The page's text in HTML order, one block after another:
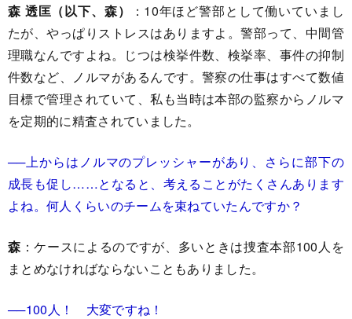
森 透匡（以下、森）
：10年ほど警部として働いていまし
たが、やっぱりストレスはありますよ。警部って、中間管
理職なんですよね。じつは検挙件数、検挙率、事件の抑制
件数など、ノルマがあるんです。警察の仕事はすべて数値
目標で管理されていて、私も当時は本部の監察からノルマ
を定期的に精査されていました。
──上からはノルマのプレッシャーがあり、さらに部下の
成長も促し……となると、考えることがたくさんあります
よね。何人くらいのチームを束ねていたんですか？
森：ケースによるのですが、多いときは捜査本部100人を
まとめなければならないこともありました。
──100人！ 大変ですね！